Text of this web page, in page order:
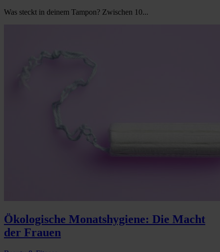
Was steckt in deinem Tampon? Zwischen 10...
Ökologische Monatshygiene: Die Macht
der Frauen